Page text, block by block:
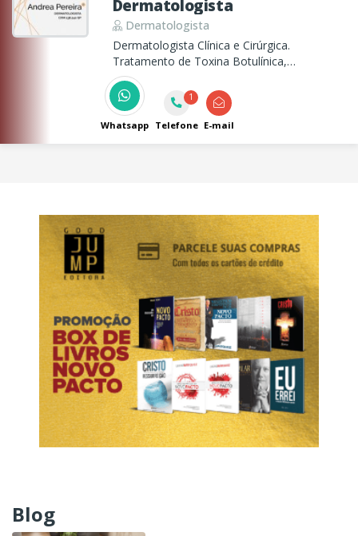
Dermatologista
Dermatologista
Dermatologista Clínica e Cirúrgica.
Tratamento de Toxina Botulínica,
Preenchimento, Peelings, e Pequenas
Cirurgias Dermatológicas.
Whatsapp
1
Telefone E-mail
Blog